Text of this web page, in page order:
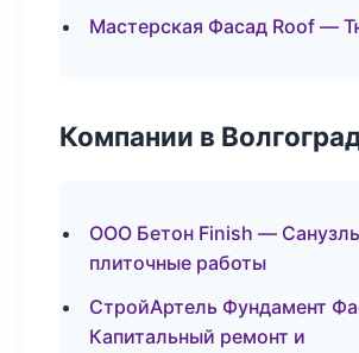
Мастерская Фасад Roof —
Компании в
ООО Бетон Finish —
плиточные работы
СтройАртель Фундамент
Капитальный ремонт и